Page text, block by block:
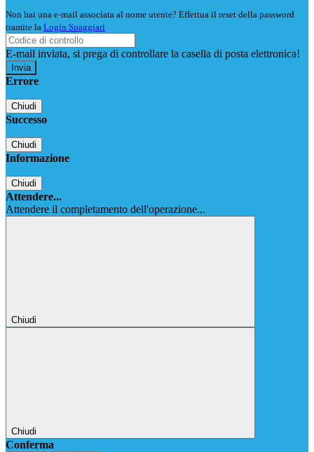
Non hai una e-mail associata al nome utente? Effettua il reset della password
tramite la Login Spaggiari
E-mail inviata, si prega di controllare la casella di posta elettronica!
Errore
Chiudi
Successo
Chiudi
Informazione
Chiudi
Attendere...
Attendere il completamento dell'operazione...
Chiudi
Chiudi
Conferma